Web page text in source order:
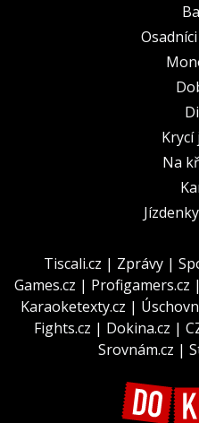
Krycí
Na
Tiscali.cz | Zprávy |
Games.cz | Profigamers.cz |
Karaoketexty.cz |
Fights.cz | Dokina.cz |
Srovnám.cz |